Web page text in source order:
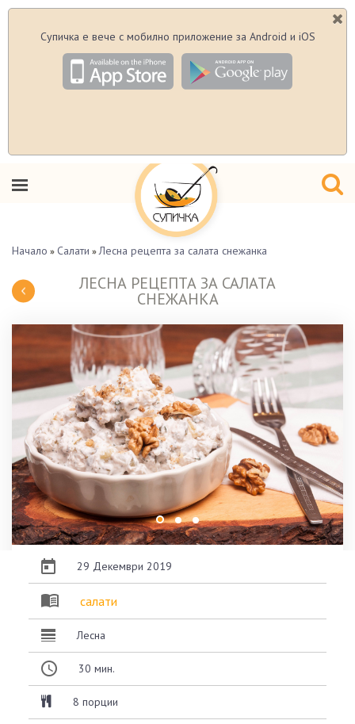
Супичка е вече с мобилно приложение за Android и iOS
Начало » Салати » Лесна рецепта за салата снежанка
ЛЕСНА РЕЦЕПТА ЗА САЛАТА
СНЕЖАНКА
29 Декември 2019
салати
Лесна
30 мин.
8 порции